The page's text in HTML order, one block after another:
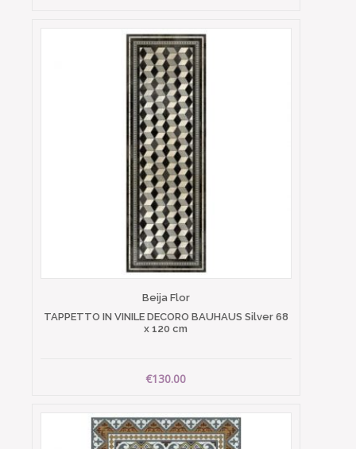
Beija Flor
TAPPETTO IN VINILE DECORO BAUHAUS Silver 68
x 120 cm
€130.00